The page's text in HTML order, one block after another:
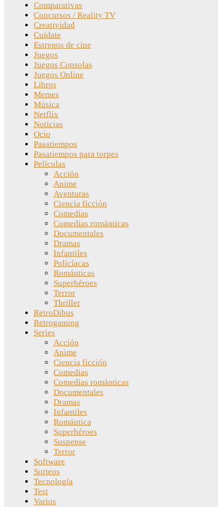
Comparativas
Concursos / Reality TV
Creatividad
Cuídate
Estrenos de cine
Juegos
Juegos Consolas
Juegos Online
Libros
Memes
Música
Netflix
Noticias
Ocio
Pasatiempos
Pasatiempos para torpes
Películas
Acción
Anime
Aventuras
Ciencia ficción
Comedias
Comedias románticas
Documentales
Dramas
Infantiles
Policíacas
Románticas
Superhéroes
Terror
Thriller
RetroDibus
Retrogaming
Series
Acción
Anime
Ciencia ficción
Comedias
Comedias románticas
Documentales
Dramas
Infantiles
Romántica
Superhéroes
Suspense
Terror
Software
Sorteos
Tecnología
Test
Varios